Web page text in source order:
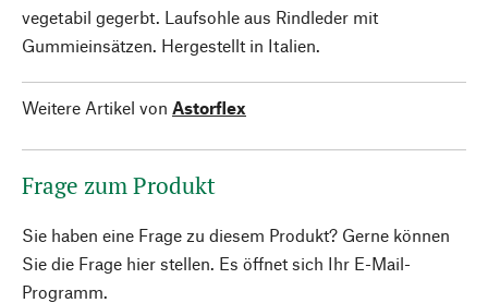
vegetabil gegerbt. Laufsohle aus Rindleder mit
Gummieinsätzen. Hergestellt in Italien.
Weitere Artikel von Astorflex
Frage zum Produkt
Sie haben eine Frage zu diesem Produkt? Gerne können
Sie die Frage hier stellen. Es öffnet sich Ihr E-Mail-
Programm.